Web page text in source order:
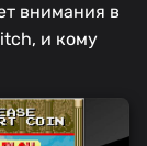
внимания в
и кому